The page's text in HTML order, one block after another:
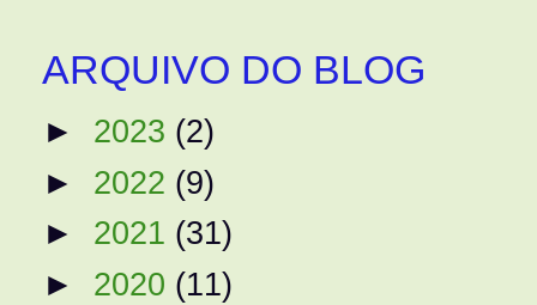
ARQUIVO DO BLOG
► 2023 (2)
► 2022 (9)
► 2021 (31)
► 2020 (11)